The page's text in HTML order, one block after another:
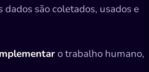
são coletados, usados e
o trabalho humano,